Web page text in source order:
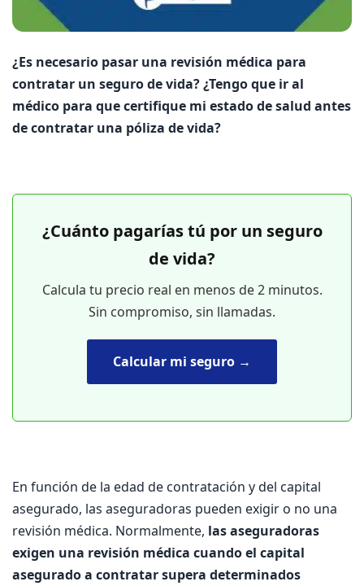
¿Es necesario pasar una revisión médica para
contratar un seguro de vida? ¿Tengo que ir al
médico para que certifique mi estado de salud antes
de contratar una póliza de vida?
¿Cuánto pagarías tú por un seguro
de vida?
Calcula tu precio real en menos de 2 minutos.
Sin compromiso, sin llamadas.
Calcular mi seguro →
En función de la edad de contratación y del capital
asegurado, las aseguradoras pueden exigir o no una
revisión médica. Normalmente, las aseguradoras
exigen una revisión médica cuando el capital
asegurado a contratar supera determinados